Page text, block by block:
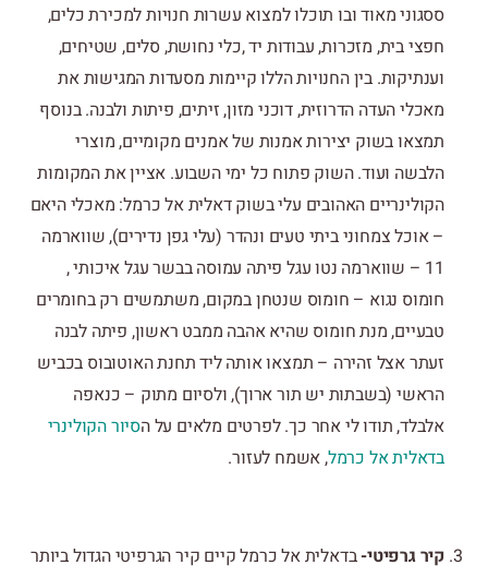
ססגוני מאוד ובו תוכלו למצוא עשרות חנויות למכירת כלים,
חפצי בית, מזכרות, עבודות יד ,כלי נחושת, סלים, שטיחים,
וענתיקות. בין החנויות הללו קיימות מסעדות המגישות את
מאכלי העדה הדרוזית, דוכני מזון, זיתים, פיתות ולבנה. בנוסף
תמצאו בשוק יצירות אמנות של אמנים מקומיים, מוצרי
הלבשה ועוד. השוק פתוח כל ימי השבוע. אציין את המקומות
הקולינריים האהובים עלי בשוק דאלית אל כרמל: מאכלי היאם
– אוכל צמחוני ביתי טעים ונהדר (עלי גפן נדירים), שווארמה
11 – שווארמה נטו עגל פיתה עמוסה בבשר עגל איכותי ,
חומוס נגוא – חומוס שנטחן במקום, משתמשים רק בחומרים
טבעיים, מנת חומוס שהיא אהבה ממבט ראשון, פיתה לבנה
זעתר אצל זהירה – תמצאו אותה ליד תחנת האוטובוס בכביש
הראשי (בשבתות יש תור ארוך), ולסיום מתוק – כנאפה
אלבלד, תודו לי אחר כך. לפרטים מלאים על הסיור הקולינרי
בדאלית אל כרמל, אשמח לעזור.
קיר גרפיטי-בדאלית אל כרמל קיים קיר הגרפיטי הגדול ביותר